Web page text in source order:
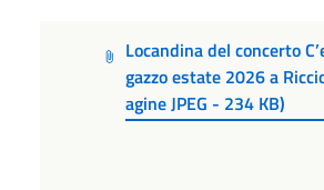
Locandina del concerto
gazzo estate 2026 a
agine JPEG - 234 KB)